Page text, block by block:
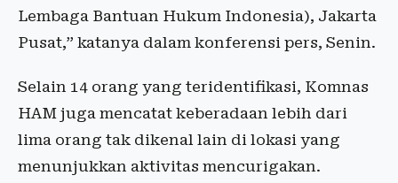
Lembaga Bantuan Hukum Indonesia), Jakarta
Pusat,” katanya dalam konferensi pers, Senin.
Selain 14 orang yang teridentifikasi, Komnas
HAM juga mencatat keberadaan lebih dari
lima orang tak dikenal lain di lokasi yang
menunjukkan aktivitas mencurigakan.